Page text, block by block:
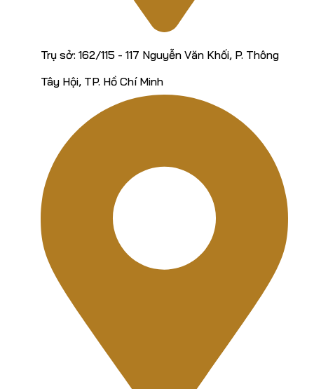
Trụ sở: 162/115 - 117 Nguyễn Văn Khối, P. Thông
Tây Hội, TP. Hồ Chí Minh